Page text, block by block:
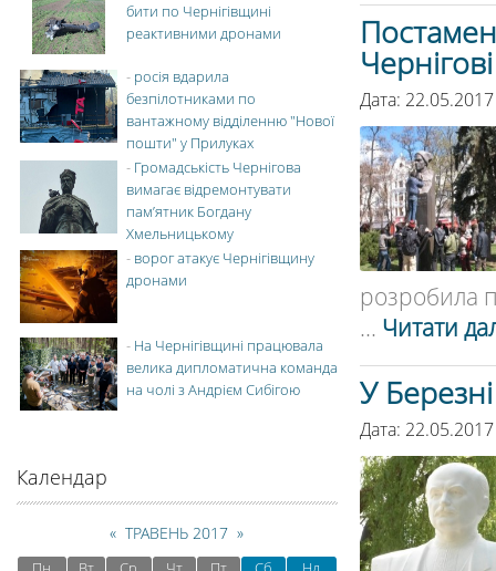
Дата:
розробила
... Читати
У
Дата:
бити по Чернігівщині
реактивними дронами
- росія вдарила
безпілотниками по
вантажному відділенню "Нової
пошти" у Прилуках
- Громадськість Чернігова
вимагає відремонтувати
пам’ятник Богдану
Хмельницькому
- ворог атакує Чернігівщину
дронами
- На Чернігівщині працювала
велика дипломатична команда
на чолі з Андрієм Сибігою
Календар
« ТРАВЕНЬ 2017 »